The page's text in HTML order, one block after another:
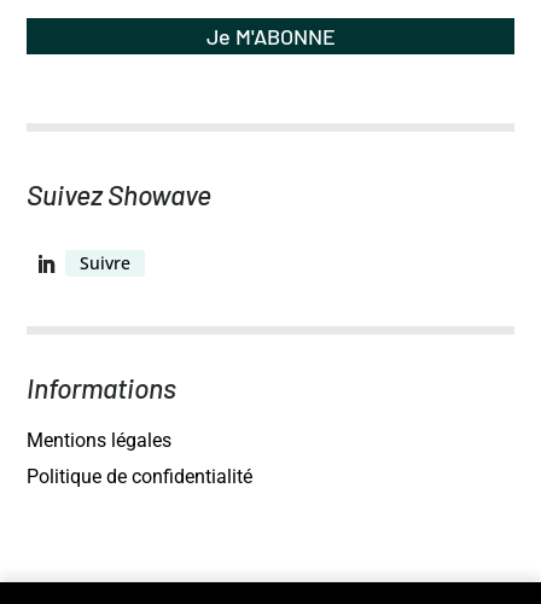
Je M'ABONNE
Suivez Showave
Suivre
Informations
Mentions légales
Politique de confidentialité